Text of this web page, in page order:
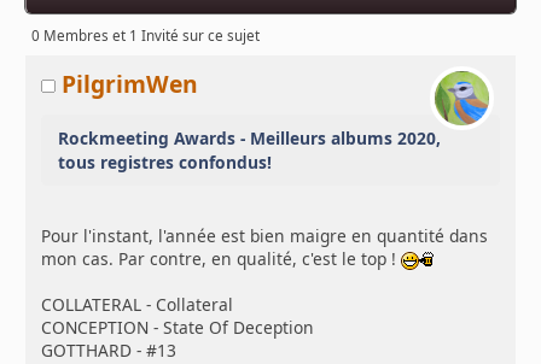
0 Membres et 1 Invité sur ce sujet
PilgrimWen
Rockmeeting Awards - Meilleurs albums 2020,
tous registres confondus!
Pour l'instant, l'année est bien maigre en quantité dans
mon cas. Par contre, en qualité, c'est le top !
COLLATERAL - Collateral
CONCEPTION - State Of Deception
GOTTHARD - #13